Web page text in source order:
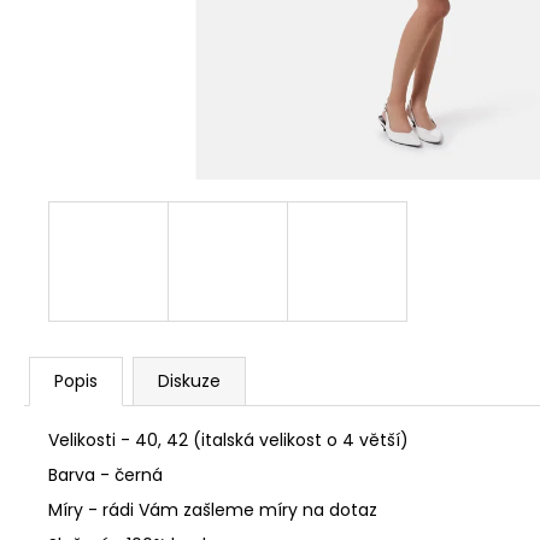
Popis Diskuze
Velikosti - 40, 42 (italská velikost o 4 větší)
Barva - černá
Míry - rádi Vám zašleme míry na dotaz